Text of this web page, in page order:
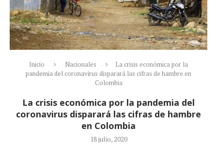
Inicio Nacionales
La crisis económica por la
pandemia del coronavirus disparará las cifras de hambre en
Colombia
La crisis económica por la pandemia del
coronavirus disparará las cifras de hambre
en Colombia
18 julio, 2020